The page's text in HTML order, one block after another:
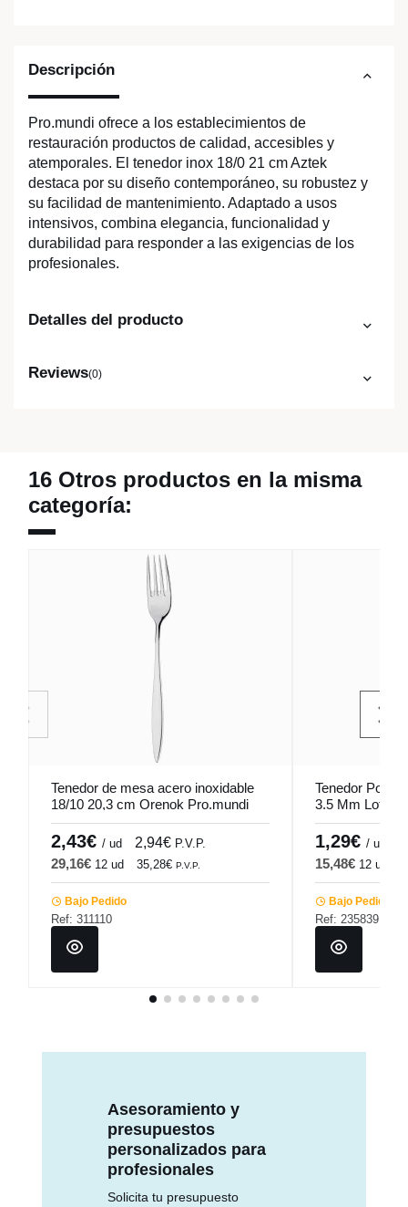
Descripción
Pro.mundi ofrece a los establecimientos de
restauración productos de calidad, accesibles y
atemporales. El tenedor inox 18/0 21 cm Aztek
destaca por su diseño contemporáneo, su robustez y
su facilidad de mantenimiento. Adaptado a usos
intensivos, combina elegancia, funcionalidad y
durabilidad para responder a las exigencias de los
profesionales.
Detalles del producto
Reviews(0)
16 Otros productos en la misma
categoría:
Tenedor de mesa acero inoxidable
18/10 20,3 cm Orenok Pro.mundi
2,43€ / ud 2,94€ P.V.P.
29,16€ 12 ud 35,28€ P.V.P.
Bajo Pedido
Ref: 311110
Tenedor
3.5 Mm Lotus
1,29€ / ud
15,48€ 12 ud
Bajo Pedido
Ref: 235839
Asesoramiento y
presupuestos
personalizados para
profesionales
Solicita tu presupuesto